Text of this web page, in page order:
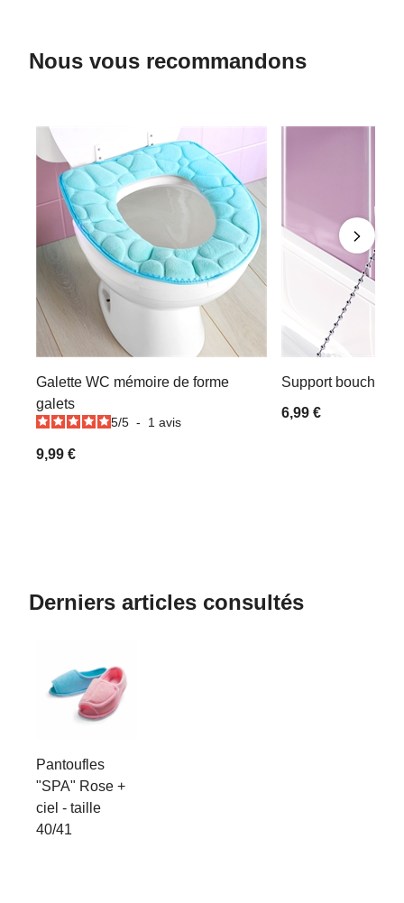
Nous vous recommandons
Galette WC mémoire de forme
galets
5/5 - 1 avis
9,99 €
Support bouchon
6,99 €
Derniers articles consultés
Pantoufles
"SPA" Rose +
ciel - taille
40/41